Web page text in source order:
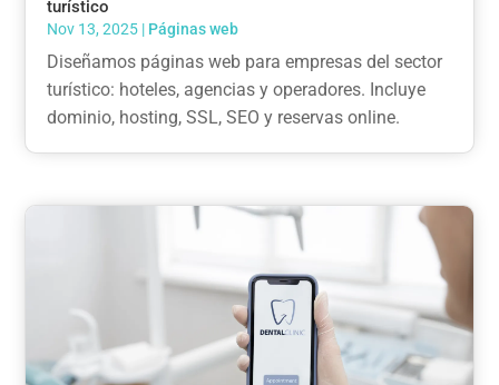
turístico
Nov 13, 2025 | Páginas web
Diseñamos páginas web para empresas del sector
turístico: hoteles, agencias y operadores. Incluye
dominio, hosting, SSL, SEO y reservas online.